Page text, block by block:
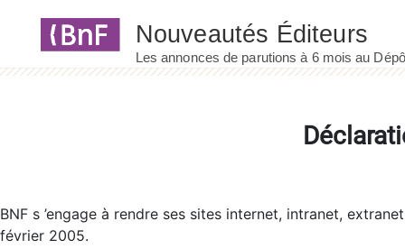
BNF s ’engage à rendre ses sites internet, intranet,
février 2005.